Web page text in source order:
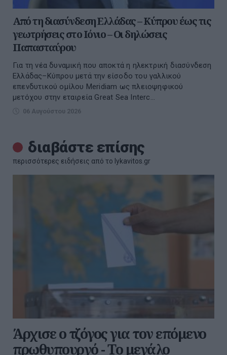
Από τη διασύνδεση Ελλάδας – Κύπρου έως τις
γεωτρήσεις στο Ιόνιο – Οι δηλώσεις
Παπασταύρου
Για τη νέα δυναμική που αποκτά η ηλεκτρική διασύνδεση
Ελλάδας–Κύπρου μετά την είσοδο του γαλλικού
επενδυτικού ομίλου Meridiam ως πλειοψηφικού
μετόχου στην εταιρεία Great Sea Interc...
06 Αυγούστου 2026
διαβάστε επίσης
περισσότερες ειδήσεις από το lykavitos.gr
Άρχισε ο τζόγος για τον επόμενο
πρωθυπουργό - Το μεγάλο